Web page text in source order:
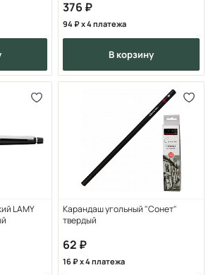
376
94 x 4 платежа
в корзину
LAMY
Карандаш угольный "Сонет"
твердый
62
16 x 4 платежа